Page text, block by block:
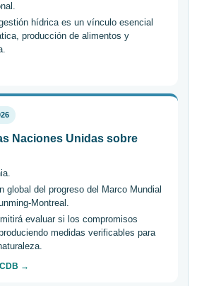
hídrica es un vínculo esencial
producción de alimentos y
Naciones Unidas sobre
global del progreso del Marco Mundial
Montreal.
evaluar si los compromisos
medidas verificables para
→